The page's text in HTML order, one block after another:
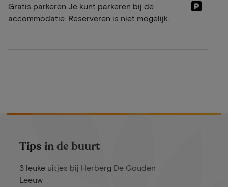
Gratis parkeren Je kunt parkeren bij de
accommodatie. Reserveren is niet mogelijk.
Tips in de buurt
3 leuke uitjes bij Herberg De Gouden
Leeuw